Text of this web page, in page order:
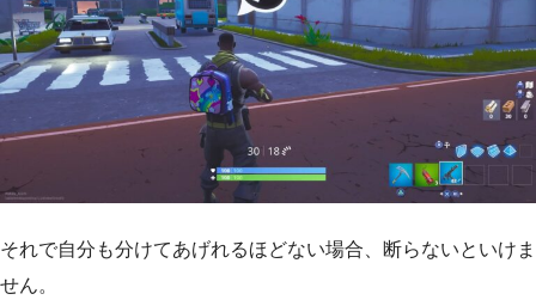
それで自分も分けてあげれるほどない場合、断らないといけま
せん。